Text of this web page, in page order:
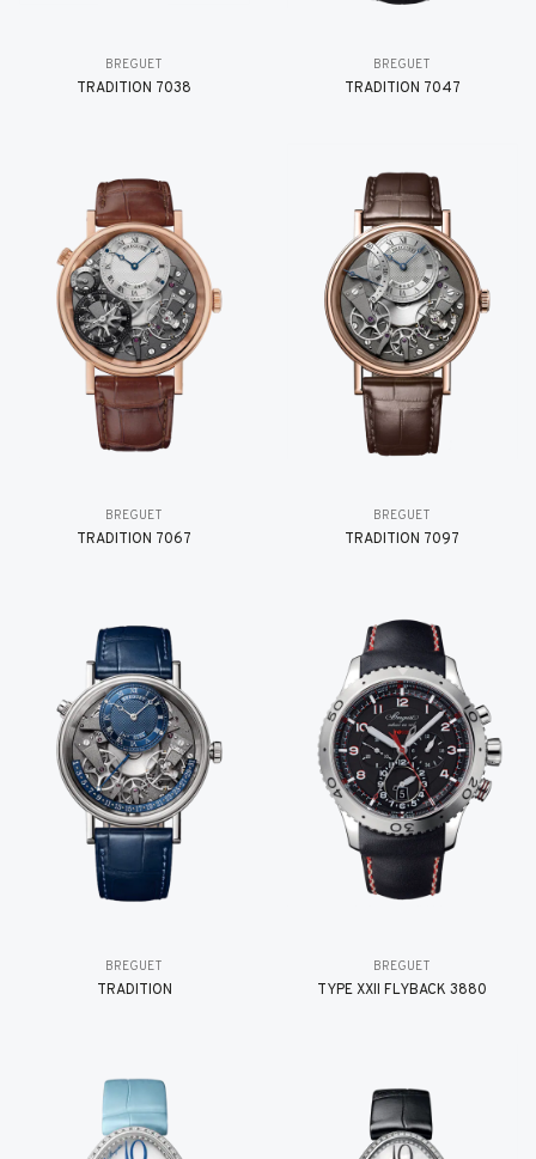
BREGUET
TRADITION 7038
BREGUET
TRADITION 7047
BREGUET
TRADITION 7067
BREGUET
TRADITION 7097
BREGUET
TRADITION
BREGUET
TYPE XXII FLYBACK 3880